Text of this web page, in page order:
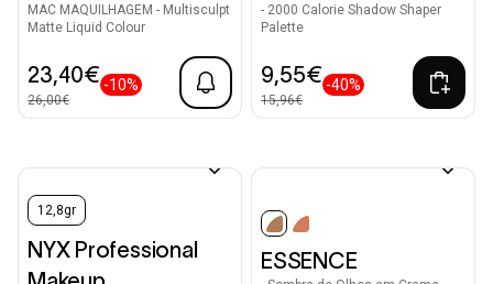
MAC MAQUILHAGEM - Multisculpt
Matte Liquid Colour
23,40€
26,00€
-10%
- 2000 Calorie Shadow Shaper
Palette
9,55€
15,96€
-40%
12,8gr
NYX Professional
selected
ESSENCE